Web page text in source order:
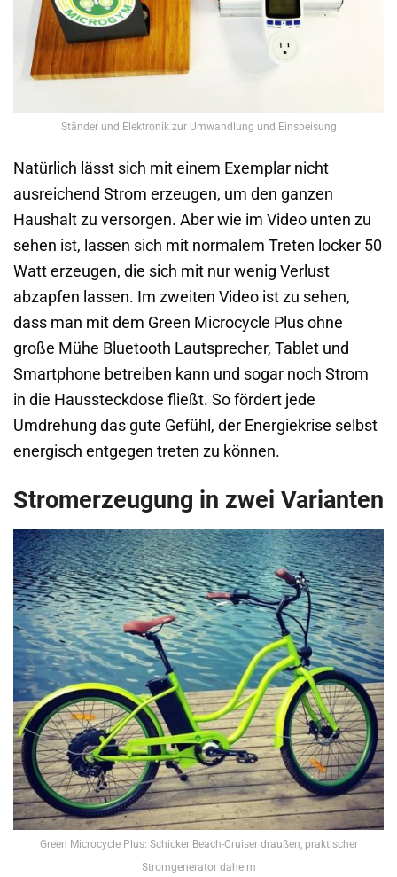
Ständer und Elektronik zur Umwandlung und Einspeisung
Natürlich lässt sich mit einem Exemplar nicht
ausreichend Strom erzeugen, um den ganzen
Haushalt zu versorgen. Aber wie im Video unten zu
sehen ist, lassen sich mit normalem Treten locker 50
Watt erzeugen, die sich mit nur wenig Verlust
abzapfen lassen. Im zweiten Video ist zu sehen,
dass man mit dem Green Microcycle Plus ohne
große Mühe Bluetooth Lautsprecher, Tablet und
Smartphone betreiben kann und sogar noch Strom
in die Haussteckdose fließt. So fördert jede
Umdrehung das gute Gefühl, der Energiekrise selbst
energisch entgegen treten zu können.
Stromerzeugung in zwei Varianten
Green Microcycle Plus: Schicker Beach-Cruiser draußen, praktischer
Stromgenerator daheim